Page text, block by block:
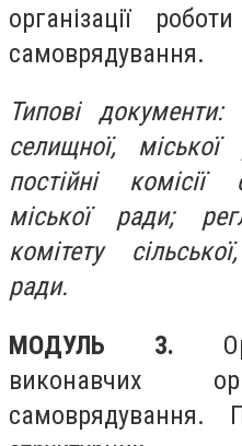
організації
самоврядування.
Типові документи:
селищної, міської
постійні комісії
міської ради;
комітету
ради.
МОДУЛЬ 3.
виконавчих
самоврядування.